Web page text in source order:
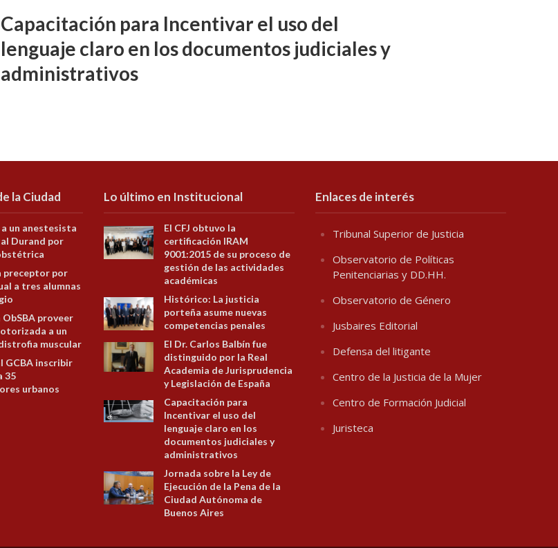
Capacitación para Incentivar el uso del
lenguaje claro en los documentos judiciales y
administrativos
la Ciudad
un anestesista
Durand por
preceptor por
a tres alumnas
ObSBA proveer
a un
muscular
GCBA inscribir
35
urbanos
Lo último en Institucional
El CFJ obtuvo la
certificación IRAM
9001:2015 de su proceso de
gestión de las actividades
académicas
Histórico: La justicia
porteña asume nuevas
competencias penales
El Dr. Carlos Balbín fue
distinguido por la Real
Academia de Jurisprudencia
y Legislación de España
Capacitación para
Incentivar el uso del
lenguaje claro en los
documentos judiciales y
administrativos
Jornada sobre la Ley de
Ejecución de la Pena de la
Ciudad Autónoma de
Buenos Aires
Enlaces de interés
Tribunal Superior de Justicia
Observatorio de Políticas
Penitenciarias y DD.HH.
Observatorio de Género
Jusbaires Editorial
Defensa del litigante
Centro de la Justicia de la Mujer
Centro de Formación Judicial
Juristeca